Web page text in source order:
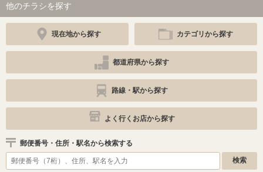
他のチラシを探す
現在地から探す カテゴリから探す
都道府県から探す
路線・駅から探す
よく行くお店から探す
郵便番号・住所・駅名から検索する